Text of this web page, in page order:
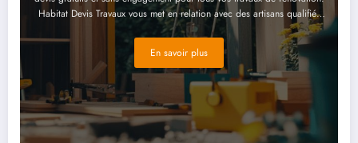
Habitat Devis Travaux vous met en relation avec des artisans qualifiés
près de chez vous. Obtenez rapidement des devis gratuits et sans
engagement pour tous vos travaux de rénovation. Habitat Devis Travaux
vous met en relation avec des artisans qualifiés près de chez vous.
Obtenez rapidement des devis gratuits et sans engagement pour tous
vos travaux de rénovation. Habitat Devis Travaux vous met en relation
avec des artisans qualifiés près de chez vous. Obtenez rapidement des
devis gratuits et sans engagement pour tous vos travaux de rénovation.
Habitat Devis Travaux vous met en relation avec des artisans qualifiés
En savoir plus